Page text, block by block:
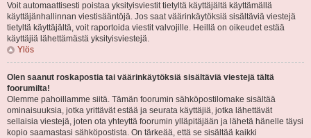
Voit automaattisesti poistaa yksityisviestit tietyltä käyttäjältä käyttämällä
käyttäjänhallinnan viestisääntöjä. Jos saat väärinkäytöksiä sisältäviä viestejä
tietyltä käyttäjältä, voit raportoida viestit valvojille. Heillä on oikeudet estää
käyttäjiä lähettämästä yksityisviestejä.
Ylös
Olen saanut roskapostia tai väärinkäytöksiä sisältäviä viestejä tältä
foorumilta!
Olemme pahoillamme siitä. Tämän foorumin sähköpostilomake sisältää
ominaisuuksia, jotka yrittävät estää ja seurata käyttäjiä, jotka lähettävät
sellaisia viestejä, joten ota yhteyttä foorumin ylläpitäjään ja lähetä hänelle täysi
kopio saamastasi sähköpostista. On tärkeää, että se sisältää kaikki